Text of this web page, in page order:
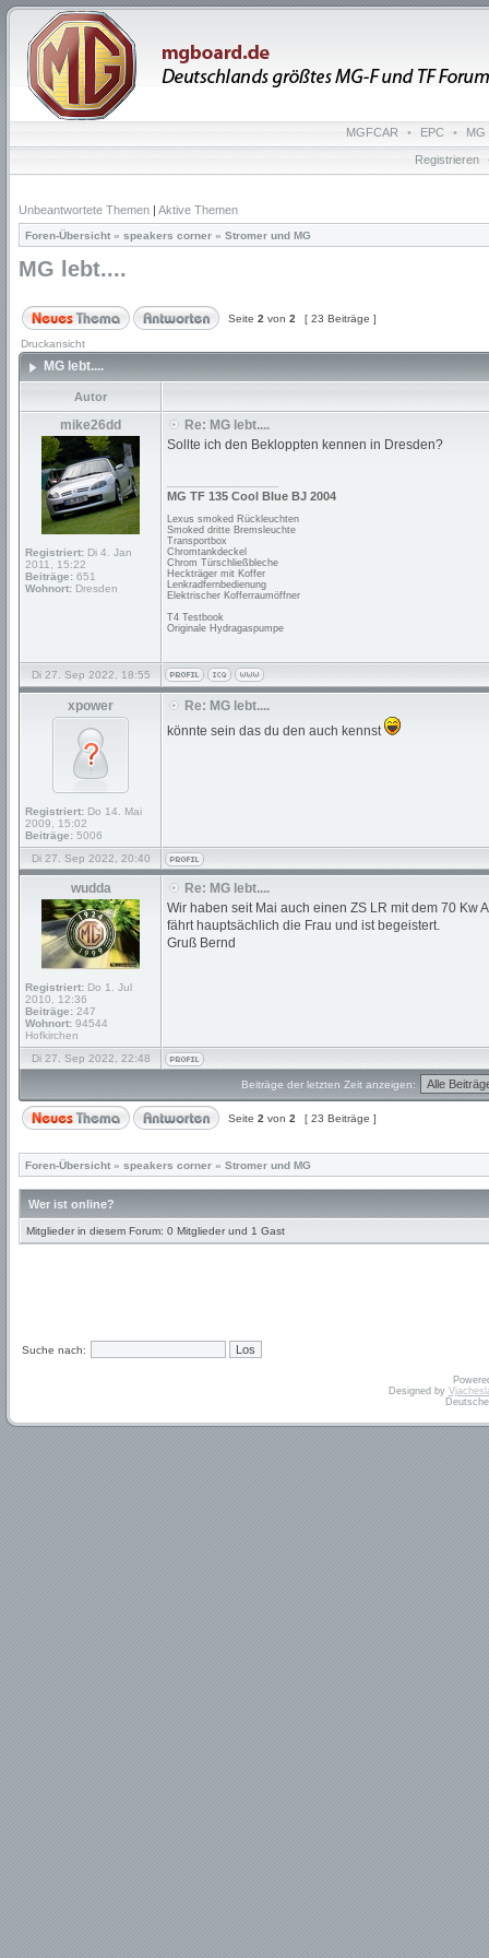
MGFCAR • EPC • MG
Registrieren
Unbeantwortete Themen | Aktive Themen
Foren-Übersicht » speakers corner » Stromer und MG
MG lebt....
Seite 2 von 2 [ 23 Beiträge ]
Druckansicht
MG lebt....
Autor
mike26dd
Registriert: Di 4. Jan
2011, 15:22
Beiträge: 651
Wohnort: Dresden
Re: MG lebt....
Sollte ich den Bekloppten kennen in Dresden?
MG TF 135 Cool Blue BJ 2004
Lexus smoked Rückleuchten
Smoked dritte Bremsleuchte
Transportbox
Chromtankdeckel
Chrom Türschließbleche
Heckträger mit Koffer
Lenkradfernbedienung
Elektrischer Kofferraumöffner
T4 Testbook
Originale Hydragaspumpe
Di 27. Sep 2022, 18:55
xpower
Registriert: Do 14. Mai
2009, 15:02
Beiträge: 5006
Re: MG lebt....
könnte sein das du den auch kennst
Di 27. Sep 2022, 20:40
wudda
Registriert: Do 1. Jul
2010, 12:36
Beiträge: 247
Wohnort: 94544
Hofkirchen
Re: MG lebt....
Wir haben seit Mai auch einen ZS LR mit dem 70 Kw
fährt hauptsächlich die Frau und ist begeistert.
Gruß Bernd
Di 27. Sep 2022, 22:48
Beiträge der letzten Zeit anzeigen:
Seite 2 von 2 [ 23 Beiträge ]
Foren-Übersicht » speakers corner » Stromer und MG
Wer ist online?
Mitglieder in diesem Forum: 0 Mitglieder und 1 Gast
Suche nach:
Designed by